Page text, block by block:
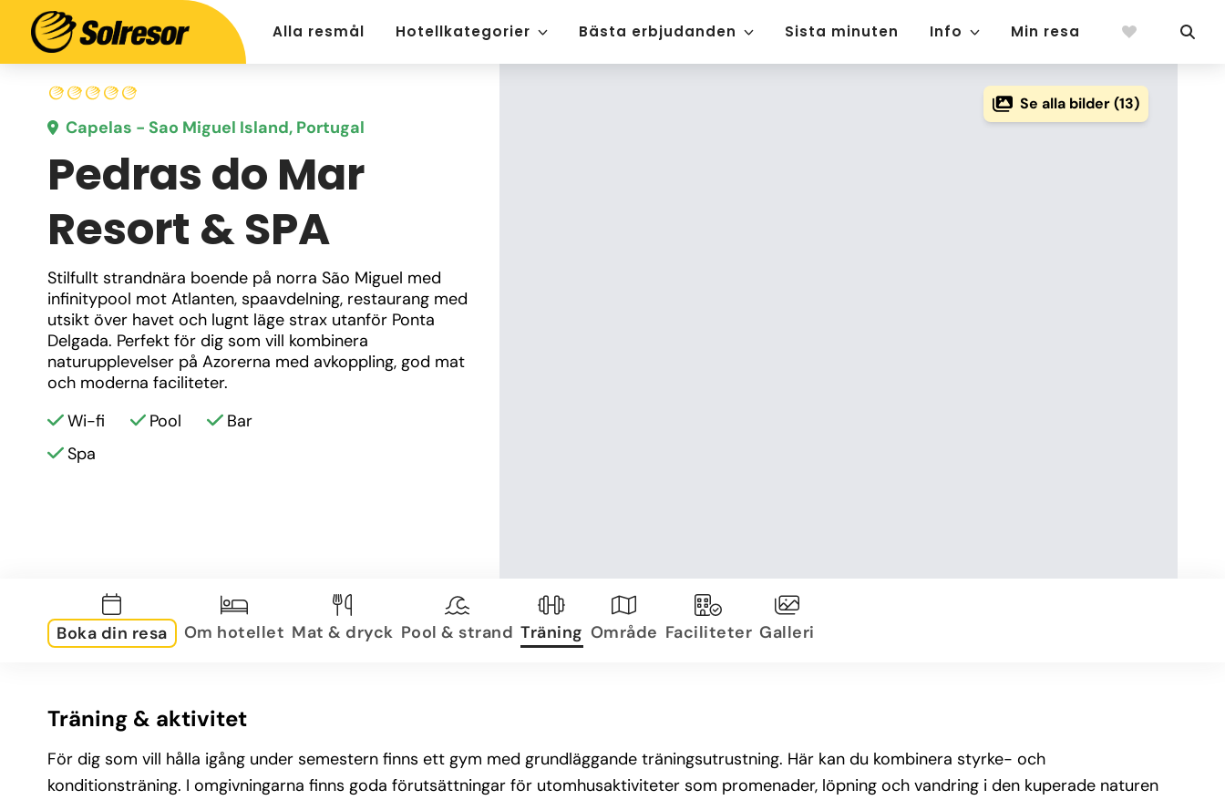
Alla resmål Hotellkategorier Bästa erbjudanden Sista minuten Info Min resa
Capelas - Sao Miguel Island, Portugal
Pedras do Mar
Resort & SPA
Stilfullt strandnära boende på norra São Miguel med
infinitypool mot Atlanten, spaavdelning, restaurang med
utsikt över havet och lugnt läge strax utanför Ponta
Delgada. Perfekt för dig som vill kombinera
naturupplevelser på Azorerna med avkoppling, god mat
och moderna faciliteter.
Wi-fi
Pool
Bar
Spa
Se alla bilder (13)
Boka din resa Om hotellet Mat & dryck Pool & strand Träning Område Faciliteter Galleri
Träning & aktivitet
För dig som vill hålla igång under semestern finns ett gym med grundläggande träningsutrustning. Här kan du kombinera styrke- och
konditionsträning. I omgivningarna finns goda förutsättningar för utomhusaktiviteter som promenader, löpning och vandring i den kuperade naturen